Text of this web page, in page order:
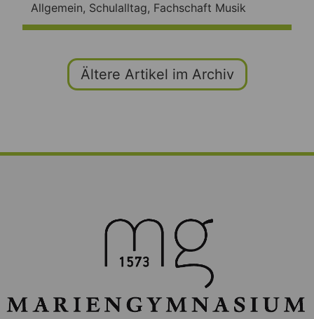
Allgemein, Schulalltag, Fachschaft Musik
Ältere Artikel im Archiv